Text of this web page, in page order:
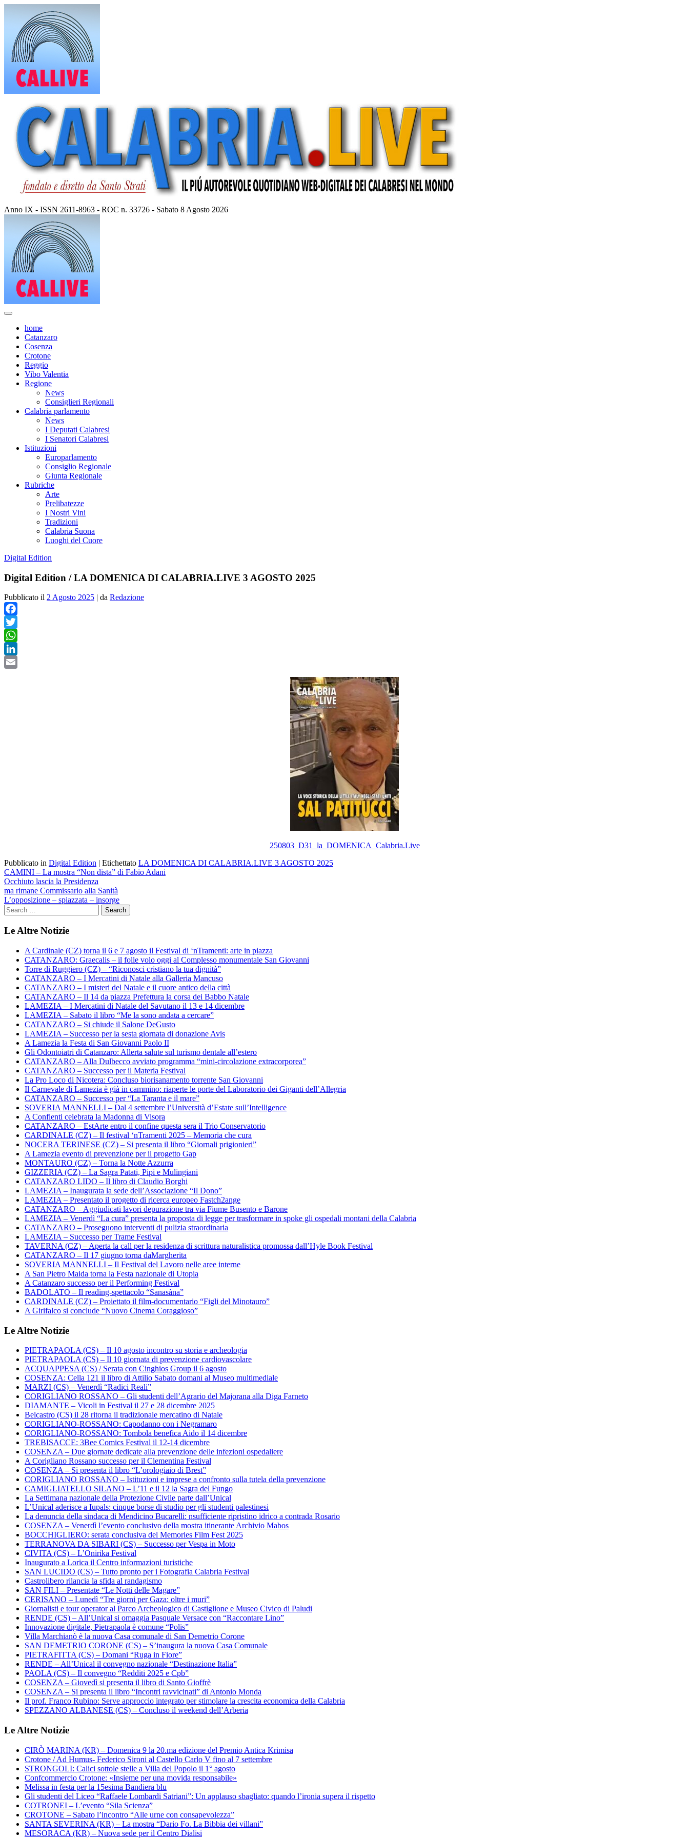
contenuto
Anno IX - ISSN 2611-8963 - ROC n. 33726 - Sabato 8 Agosto 2026
home
Catanzaro
Cosenza
Crotone
Reggio
Vibo Valentia
Regione
News
Consiglieri Regionali
Calabria parlamento
News
I Deputati Calabresi
I Senatori Calabresi
Istituzioni
Europarlamento
Consiglio Regionale
Giunta Regionale
Rubriche
Arte
Prelibatezze
I Nostri Vini
Tradizioni
Calabria Suona
Luoghi del Cuore
Digital Edition
Digital Edition / LA DOMENICA DI CALABRIA.LIVE 3 AGOSTO 2025
Pubblicato il 2 Agosto 2025 | da Redazione
Facebook
Twitter
WhatsApp
LinkedIn
250803_D31_la_DOMENICA_Calabria.Live
Pubblicato in Digital Edition | Etichettato LA DOMENICA DI CALABRIA.LIVE 3 AGOSTO 2025
Navigazione
articoli
CAMINI – La mostra “Non dista” di Fabio Adani
Occhiuto lascia la Presidenza
ma rimane Commissario alla Sanità
L’opposizione – spiazzata – insorge
Le Altre Notizie
A Cardinale (CZ) torna il 6 e 7 agosto il Festival di ‘nTramenti: arte in piazza
CATANZARO: Graecalis – il folle volo oggi al Complesso monumentale San Giovanni
Torre di Ruggiero (CZ) – “Riconosci cristiano la tua dignità”
CATANZARO – I Mercatini di Natale alla Galleria Mancuso
CATANZARO – I misteri del Natale e il cuore antico della città
CATANZARO – Il 14 da piazza Prefettura la corsa dei Babbo Natale
LAMEZIA – I Mercatini di Natale del Savutano il 13 e 14 dicembre
LAMEZIA – Sabato il libro “Me la sono andata a cercare”
CATANZARO – Si chiude il Salone DeGusto
LAMEZIA – Successo per la sesta giornata di donazione Avis
A Lamezia la Festa di San Giovanni Paolo II
Gli Odontoiatri di Catanzaro: Allerta salute sul turismo dentale all’estero
CATANZARO – Alla Dulbecco avviato programma “mini-circolazione extracorporea”
CATANZARO – Successo per il Materia Festival
La Pro Loco di Nicotera: Concluso biorisanamento torrente San Giovanni
Il Carnevale di Lamezia è già in cammino: riaperte le porte del Laboratorio dei Giganti dell’Allegria
CATANZARO – Successo per “La Taranta e il mare”
SOVERIA MANNELLI – Dal 4 settembre l’Università d’Estate sull’Intelligence
A Conflenti celebrata la Madonna di Visora
CATANZARO – EstArte entro il confine questa sera il Trio Conservatorio
CARDINALE (CZ) – Il festival ‘nTramenti 2025 – Memoria che cura
NOCERA TERINESE (CZ) – Si presenta il libro “Giornali prigionieri”
A Lamezia evento di prevenzione per il progetto Gap
MONTAURO (CZ) – Torna la Notte Azzurra
GIZZERIA (CZ) – La Sagra Patati, Pipi e Mulingiani
CATANZARO LIDO – Il libro di Claudio Borghi
LAMEZIA – Inaugurata la sede dell’Associazione “Il Dono”
LAMEZIA – Presentato il progetto di ricerca europeo Fastch2ange
CATANZARO – Aggiudicati lavori depurazione tra via Fiume Busento e Barone
LAMEZIA – Venerdì “La cura” presenta la proposta di legge per trasformare in spoke gli ospedali montani della Calabria
CATANZARO – Proseguono interventi di pulizia straordinaria
LAMEZIA – Successo per Trame Festival
TAVERNA (CZ) – Aperta la call per la residenza di scrittura naturalistica promossa dall’Hyle Book Festival
CATANZARO – Il 17 giugno torna daMargherita
SOVERIA MANNELLI – Il Festival del Lavoro nelle aree interne
A San Pietro Maida torna la Festa nazionale di Utopia
A Catanzaro successo per il Performing Festival
BADOLATO – Il reading-spettacolo “Sanasàna”
CARDINALE (CZ) – Proiettato il film-documentario “Figli del Minotauro”
A Girifalco si conclude “Nuovo Cinema Coraggioso”
Le Altre Notizie
PIETRAPAOLA (CS) – Il 10 agosto incontro su storia e archeologia
PIETRAPAOLA (CS) – Il 10 giornata di prevenzione cardiovascolare
ACQUAPPESA (CS) / Serata con Cinghios Group il 6 agosto
COSENZA: Cella 121 il libro di Attilio Sabato domani al Museo multimediale
MARZI (CS) – Venerdì “Radici Reali”
CORIGLIANO ROSSANO – Gli studenti dell’Agrario del Majorana alla Diga Farneto
DIAMANTE – Vicoli in Festival il 27 e 28 dicembre 2025
Belcastro (CS) il 28 ritorna il tradizionale mercatino di Natale
CORIGLIANO-ROSSANO: Capodanno con i Negramaro
CORIGLIANO-ROSSANO: Tombola benefica Aido il 14 dicembre
TREBISACCE: 3Bee Comics Festival il 12-14 dicembre
COSENZA – Due giornate dedicate alla prevenzione delle infezioni ospedaliere
A Corigliano Rossano successo per il Clementina Festival
COSENZA – Si presenta il libro “L’orologiaio di Brest”
CORIGLIANO ROSSANO – Istituzioni e imprese a confronto sulla tutela della prevenzione
CAMIGLIATELLO SILANO – L’11 e il 12 la Sagra del Fungo
La Settimana nazionale della Protezione Civile parte dall’Unical
L’Unical aderisce a Iupals: cinque borse di studio per gli studenti palestinesi
La denuncia della sindaca di Mendicino Bucarelli: nsufficiente ripristino idrico a contrada Rosario
COSENZA – Venerdì l’evento conclusivo della mostra itinerante Archivio Mabos
BOCCHIGLIERO: serata conclusiva del Memories Film Fest 2025
TERRANOVA DA SIBARI (CS) – Successo per Vespa in Moto
CIVITA (CS) – L’Onirika Festival
Inaugurato a Lorica il Centro informazioni turistiche
SAN LUCIDO (CS) – Tutto pronto per i Fotografia Calabria Festival
Castrolibero rilancia la sfida al randagismo
SAN FILI – Presentate “Le Notti delle Magare”
CERISANO – Lunedì “Tre giorni per Gaza: oltre i muri”
Giornalisti e tour operator al Parco Archeologico di Castiglione e Museo Civico di Paludi
RENDE (CS) – All’Unical si omaggia Pasquale Versace con “Raccontare Lino”
Innovazione digitale, Pietrapaola è comune “Polis”
Villa Marchianò è la nuova Casa comunale di San Demetrio Corone
SAN DEMETRIO CORONE (CS) – S’inaugura la nuova Casa Comunale
PIETRAFITTA (CS) – Domani “Ruga in Fiore”
RENDE – All’Unical il convegno nazionale “Destinazione Italia”
PAOLA (CS) – Il convegno “Redditi 2025 e Cpb”
COSENZA – Giovedì si presenta il libro di Santo Gioffrè
COSENZA – Si presenta il libro “Incontri ravvicinati” di Antonio Monda
Il prof. Franco Rubino: Serve approccio integrato per stimolare la crescita economica della Calabria
SPEZZANO ALBANESE (CS) – Concluso il weekend dell’Arberia
Le Altre Notizie
CIRÒ MARINA (KR) – Domenica 9 la 20.ma edizione del Premio Antica Krimisa
Crotone / Ad Humus- Federico Sironi al Castello Carlo V fino al 7 settembre
STRONGOLI: Calici sottole stelle a Villa del Popolo il 1° agosto
Confcommercio Crotone: «Insieme per una movida responsabile»
Melissa in festa per la 15esima Bandiera blu
Gli studenti del Liceo “Raffaele Lombardi Satriani”: Un applauso sbagliato: quando l’ironia supera il rispetto
COTRONEI – L’evento “Sila Scienza”
CROTONE – Sabato l’incontro “Alle urne con consapevolezza”
SANTA SEVERINA (KR) – La mostra “Dario Fo. La Bibbia dei villani”
MESORACA (KR) – Nuova sede per il Centro Dialisi